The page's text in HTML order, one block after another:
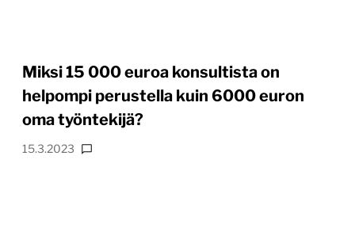
Miksi 15 000 euroa konsultista on
helpompi perustella kuin 6000 euron
oma työntekijä?
15.3.2023